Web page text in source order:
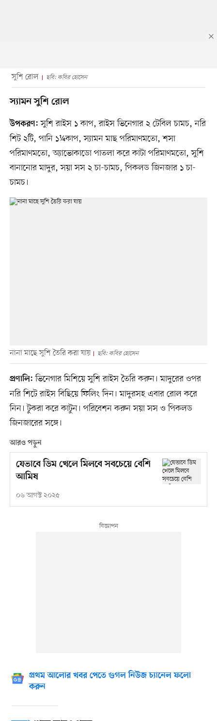
সুশি রোল ছবি: কবির হোসেন
স্যামন সুশি রোল
উপকরণ: সুশি রাইস ১ কাপ, রাইস ভিনেগার ২ টেবিল চামচ, নরি
শিট ২টি, পানি ১¼কাপ, স্যামন মাছ পরিমাণমতো, শসা
পরিমাণমতো, অ্যাভোকাডো পাতলা করে কাটা পরিমাণমতো, সুশি
বানানোর মাদুর, সয়া সস ২ চা-চামচ, পিকলড জিনজার ১ চা-
চামচ।
নানা মাছে সুশি তৈরি করা যায় ছবি: কবির হোসেন
প্রণালি: ভিনেগার মিশিয়ে সুশি রাইস তৈরি করুন। মাদুরের ওপর
নরি শিটে রাইস বিছিয়ে ফিলিং দিন। মাদুরসহ এবার রোল করে
নিন। টুকরা করে কাটুন। পরিবেশন করুন সয়া সস ও পিকলড
জিনজারের সঙ্গে।
আরও পড়ুন
যেভাবে ডিম খেলে মিলবে সবচেয়ে বেশি
আমিষ
০৬ আগস্ট ২০২৫
প্রথম আলোর খবর পেতে গুগল নিউজ চ্যানেল ফলো
করুন